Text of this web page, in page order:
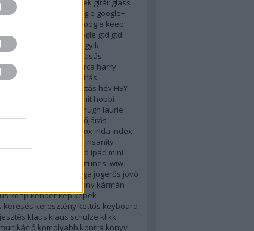
geek gitár glass
gmail google google+
google keep
google spaces gooogle gtd gtd
gyász
gyik
gyorsolvasás
harca harry
helyesírás
helyzetmegosztás hév HEY
hit hobbi
hugh laurie
ibooks
időjárás
inbox inda index
insanity
introversion ipad ipad mini
itunes iwiw
jóga jogerős jövő
karácsony kármán
kdnpkenderképképek
keresés keresztény kettős keyboard
klaus klaus schulze klikk
komolyabb kontra könyv